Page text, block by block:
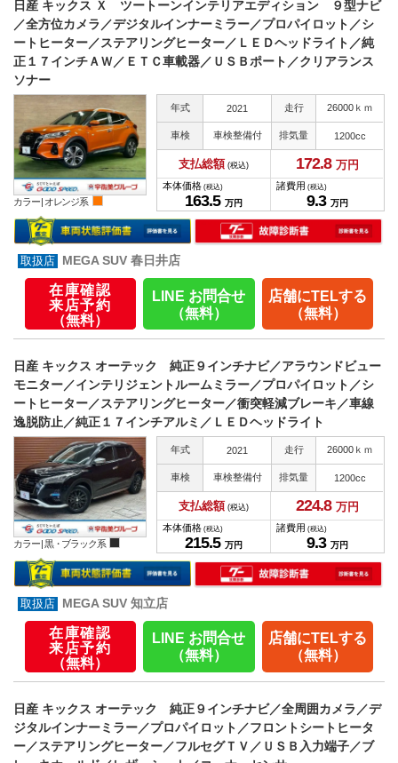
日産 キックス Ｘ ツートーンインテリアエディション ９型ナビ
／全方位カメラ／デジタルインナーミラー／プロパイロット／シ
ートヒーター／ステアリングヒーター／ＬＥＤヘッドライト／純
正１７インチＡＷ／ＥＴＣ車載器／ＵＳＢポート／クリアランス
ソナー
カラー | オレンジ系
年式 2021 走行 26000ｋｍ
車検 車検整備付 排気量 1200cc
支払総額 (税込) 172.8 万円
本体価格 (税込)
163.5 万円
諸費用 (税込)
9.3 万円
MEGA SUV 春日井店
在庫確認
来店予約
（無料）
LINE お問合せ
（無料）
店舗にTELする
（無料）
日産 キックス オーテック 純正９インチナビ／アラウンドビュー
モニター／インテリジェントルームミラー／プロパイロット／シ
ートヒーター／ステアリングヒーター／衝突軽減ブレーキ／車線
逸脱防止／純正１７インチアルミ／ＬＥＤヘッドライト
カラー |黒・ブラック系
年式 2021 走行 26000ｋｍ
車検 車検整備付 排気量 1200cc
支払総額 (税込) 224.8 万円
本体価格 (税込)
215.5 万円
諸費用 (税込)
9.3 万円
MEGA SUV 知立店
在庫確認
来店予約
（無料）
LINE お問合せ
（無料）
店舗にTELする
（無料）
日産 キックス オーテック 純正９インチナビ／全周囲カメラ／デ
ジタルインナーミラー／プロパイロット／フロントシートヒータ
ー／ステアリングヒーター／フルセグＴＶ／ＵＳＢ入力端子／ブ